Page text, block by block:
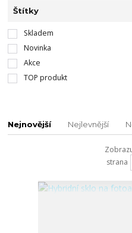
Štítky
Skladem
Novinka
Akce
TOP produkt
Nejnovější Nejlevnější
strana